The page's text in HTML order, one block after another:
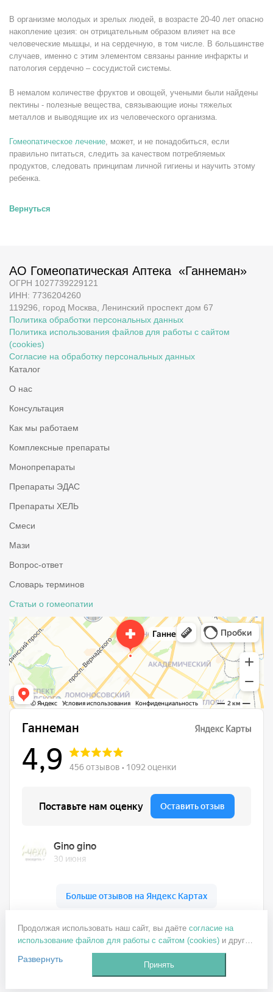
В организме молодых и зрелых людей, в возрасте 20-40 лет опасно
накопление цезия: он отрицательным образом влияет на все
человеческие мышцы, и на сердечную, в том числе. В большинстве
случаев, именно с этим элементом связаны ранние инфаркты и
патология сердечно – сосудистой системы.
В немалом количестве фруктов и овощей, учеными были найдены
пектины - полезные вещества, связывающие ионы тяжелых
металлов и выводящие их из человеческого организма.
Гомеопатическое лечение, может, и не понадобиться, если
правильно питаться, следить за качеством потребляемых
продуктов, следовать принципам личной гигиены и научить этому
ребенка.
Вернуться
АО Гомеопатическая Аптека «Ганнеман»
ОГРН 1027739229121
ИНН: 7736204260
119296, город Москва, Ленинский проспект дом 67
Политика обработки персональных данных
Политика использования файлов для работы с сайтом
(cookies)
Согласие на обработку персональных данных
Каталог
О нас
Консультация
Как мы работаем
Комплексные препараты
Монопрепараты
Препараты ЭДАС
Препараты ХЕЛЬ
Смеси
Мази
Вопрос-ответ
Словарь терминов
Статьи о гомеопатии
+7 499 137-77-82
ganneman@mail.ru
Заказать звонок
Продолжая использовать наш сайт, вы даёте согласие на
использование файлов для работы с сайтом (cookies)и других
пользовательских данных (включая IP-адрес, сведения о
местоположении, устройстве, действиях на сайте и т. п.) для
функционирования сайта, проведения статистических
исследований, ретаргетинга и использования систем
Развернуть
Принять